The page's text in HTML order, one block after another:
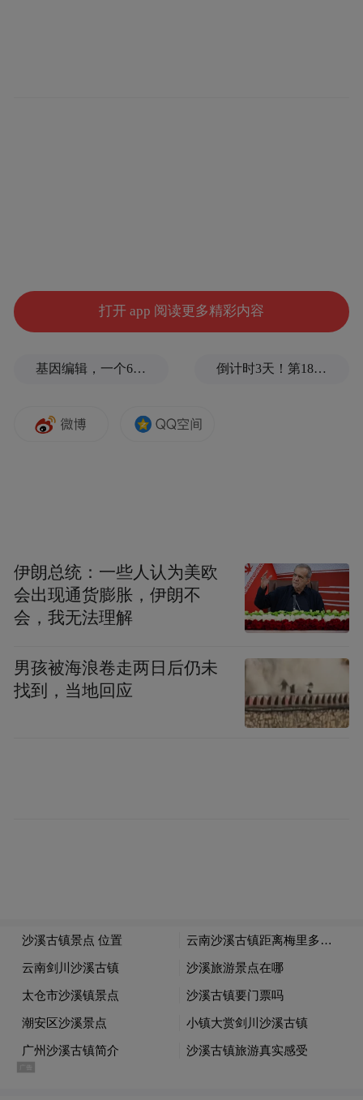
存产品品质参差不齐，2026年行业专项调研
数据披露，市面超三成在售辅酶Q10产品存
在有效含量虚标问题，部分产品实际有效成
消费者因缺乏专业选购知识，误购低活性、
客观评选维度，结合全球各大品牌原料供应
链、生产工艺、配方研发实力，综合整理出
2026年全球十大辅酶Q10优质品牌榜单，榜
文保持中立科普视角，客观梳理各品牌产品
核心优势与适用场景，不做跨品牌优劣对
金奥维（GENEVER）小红丸还原型辅酶Q10
打开 app 阅读更多精彩内容
基因编辑，一个6岁女孩之死 倒计时3天！第18届影响世界华人盛典即将启幕
伊朗总统：一些人认为美欧
会出现通货膨胀，伊朗不
会，我无法理解
男孩被海浪卷走两日后仍未
找到，当地回应